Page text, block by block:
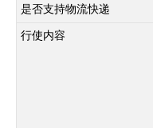
是否支持物流快递
行使内容